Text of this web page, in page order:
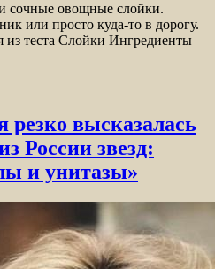
сочные овощные слойки.
или просто куда-то в дорогу.
из теста Слойки Ингредиенты
высказалась
России звезд:
и унитазы»